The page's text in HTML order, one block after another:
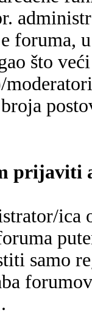
foruma,
što
ica
samo